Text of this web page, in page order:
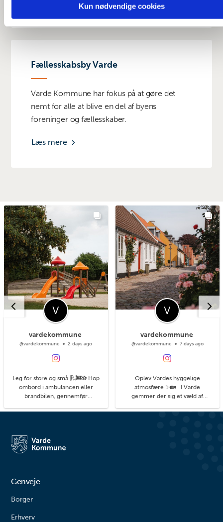
Kun nødvendige cookies
Fællesskabsby Varde
Varde Kommune har fokus på at gøre det
nemt for alle at blive en del af byens
foreninger og fællesskaber.
Læs mere
vardekommune
@vardekommune 2 days ago
Leg for store og små 🛝🚒⚽ Hop
ombord i ambulancen eller
brandbilen, gennemfør
du kan. På legepladsen i
større børn. Her finder du alt fra
vipper og klatrestativ til
vardekommune
@vardekommune 7 days ago
Oplev Vardes hyggelige
atmosfære ✨🏡 I Varde
gemmer der sig et væld af
detaljer, du kan få øje på, når du
Genveje
Borger
Erhverv